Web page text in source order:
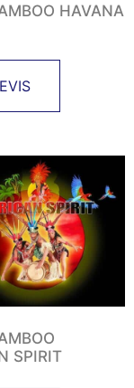
HAVANA
SPIRIT